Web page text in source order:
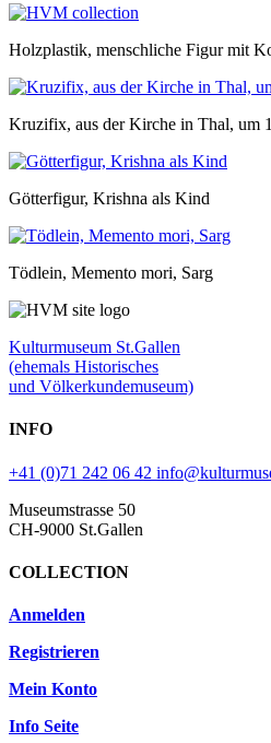
Holzplastik, menschliche Figur mit
Kruzifix, aus der Kirche in Thal, um
Götterfigur, Krishna als Kind
Tödlein, Memento mori, Sarg
Kulturmuseum St.Gallen
(ehemals Historisches
und Völkerkundemuseum)
INFO
+41 (0)71 242 06 42
Museumstrasse 50
CH-9000 St.Gallen
COLLECTION
Anmelden
Registrieren
Mein Konto
Info Seite